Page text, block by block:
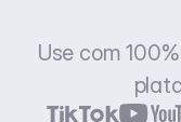
Use com